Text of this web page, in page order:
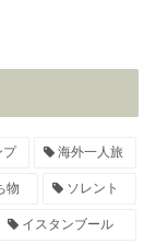
プ 海外一人旅
物 ソレント
イスタンブール